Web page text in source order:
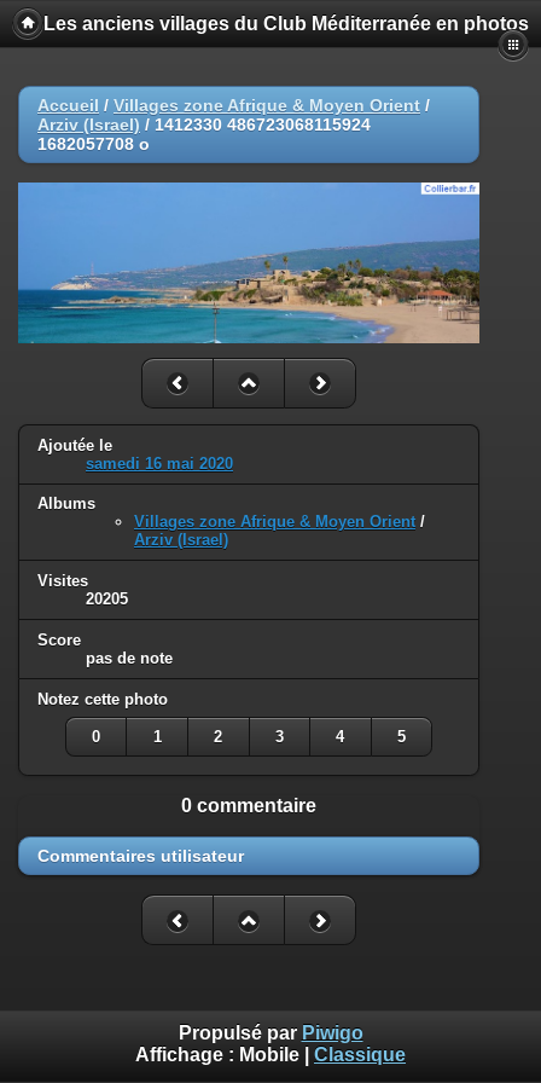
Les anciens villages du Club Méditerranée en photos
Accueil / Villages zone Afrique & Moyen Orient /
Arziv (Israel) / 1412330 486723068115924
1682057708 o
Ajoutée le
samedi 16 mai 2020
Albums
Villages zone Afrique & Moyen Orient /
Arziv (Israel)
Visites
20205
Score
pas de note
Notez cette photo
0 1 2 3 4 5
0 commentaire
Commentaires utilisateur
Propulsé par Piwigo
Affichage : Mobile Classique